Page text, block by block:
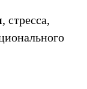
, стресса,